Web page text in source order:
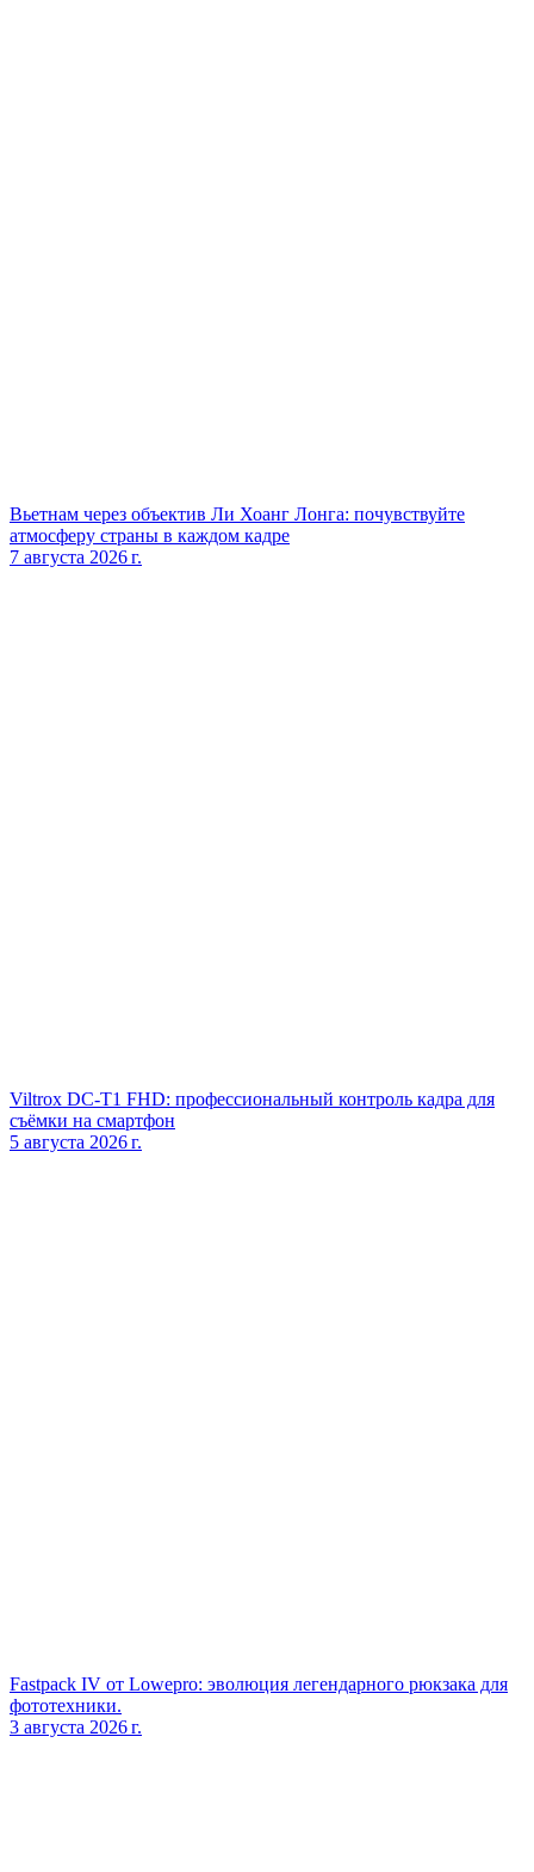
Вьетнам через объектив Ли Хоанг Лонга: почувствуйте
атмосферу страны в каждом кадре
7 августа 2026 г.
Viltrox DC‑T1 FHD: профессиональный контроль кадра для
съёмки на смартфон
5 августа 2026 г.
Fastpack IV от Lowepro: эволюция легендарного рюкзака для
фототехники.
3 августа 2026 г.